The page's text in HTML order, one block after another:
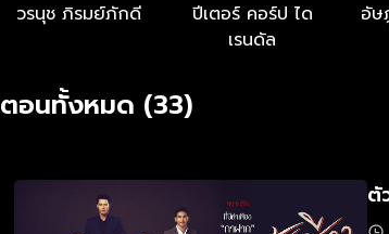
วรนุช ภิรมย์ภักดี
ปีเตอร์ คอร์ป ได
เรนดัล
อั
ตอนทั้งหมด (33)
ตั